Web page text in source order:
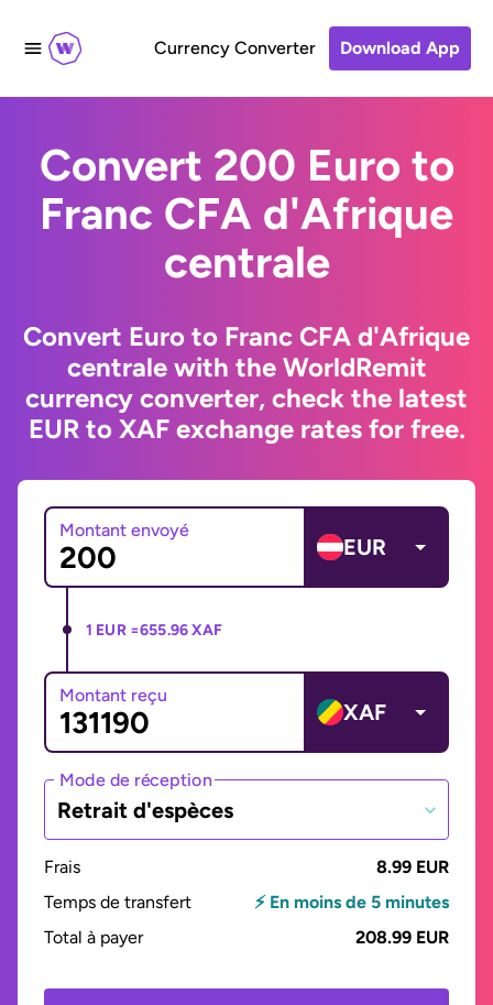
Currency Converter Download App
Convert 200 Euro to
Franc CFA d'Afrique
centrale
Convert Euro to Franc CFA d'Afrique
centrale with the WorldRemit
currency converter, check the latest
EUR to XAF exchange rates for free.
Montant envoyé
EUR
1 EUR =655.96 XAF
Montant reçu
XAF
Mode de réception
Retrait d'espèces
Frais
8.99 EUR
Temps de transfert
⚡ En moins de 5 minutes
Total à payer
208.99 EUR